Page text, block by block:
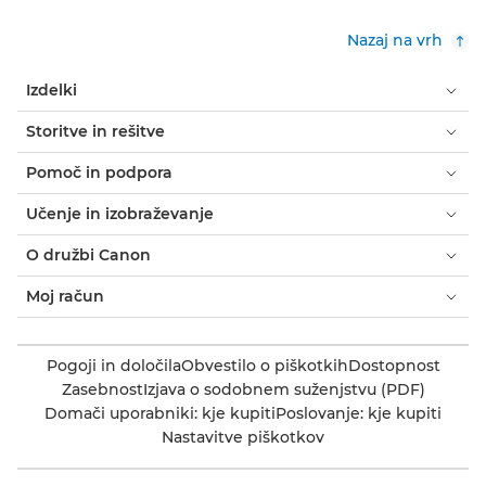
Nazaj na vrh
Izdelki
Storitve in rešitve
Pomoč in podpora
Učenje in izobraževanje
O družbi Canon
Moj račun
Pogoji in določilaObvestilo o piškotkihDostopnost
ZasebnostIzjava o sodobnem suženjstvu (PDF)
Domači uporabniki: kje kupitiPoslovanje: kje kupiti
Nastavitve piškotkov